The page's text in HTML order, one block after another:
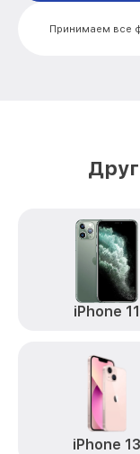
Замена
Принимаем все
iPhone 11
iPhone 13